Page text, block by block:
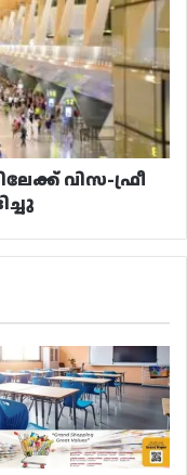
വിസ-ഫ്രീ